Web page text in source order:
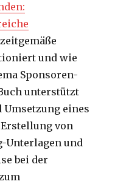
und wie
Sponsoren-
unterstützt
Umsetzung eines
von
Unterlagen und
bei der